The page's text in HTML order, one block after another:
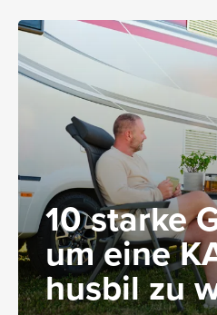
10 starke
um eine
husbil zu